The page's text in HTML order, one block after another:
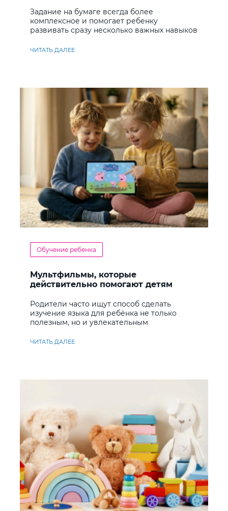
Задание на бумаге всегда более
комплексное и помогает ребенку
развивать сразу несколько важных навыков
ЧИТАТЬ ДАЛЕЕ
Обучение ребенка
Мультфильмы, которые
действительно помогают детям
Родители часто ищут способ сделать
изучение языка для ребёнка не только
полезным, но и увлекательным
ЧИТАТЬ ДАЛЕЕ